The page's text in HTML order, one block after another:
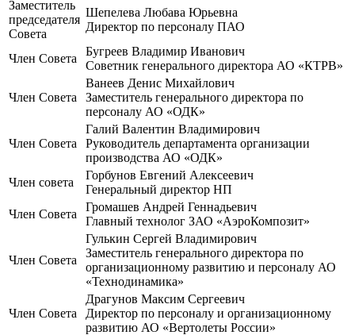
Заместитель
председателя
Совета
Шепелева Любава Юрьевна
Директор по персоналу ПАО
Член Совета
Бугреев Владимир Иванович
Советник генерального директора АО «КТРВ»
Член Совета
Ванеев Денис Михайлович
Заместитель генерального директора по
персоналу АО «ОДК»
Член Совета
Галий Валентин Владимирович
Руководитель департамента организации
производства АО «ОДК»
Член совета
Горбунов Евгений Алексеевич
Генеральный директор НП
Член Совета
Громашев Андрей Геннадьевич
Главный технолог ЗАО «АэроКомпозит»
Член Совета
Гулькин Сергей Владимирович
Заместитель генерального директора по
организационному развитию и персоналу АО
«Технодинамика»
Член Совета
Драгунов Максим Сергеевич
Директор по персоналу и организационному
развитию АО «Вертолеты России»